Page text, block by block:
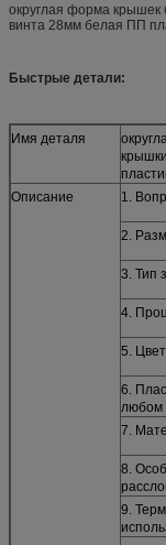
округлая форма крышек
винта 28мм белая ПП
Быстрые детали:
Имя деталя
Описание
1.
2.
3. Тип
4.
5.
6.
любом
7.
8.
9.